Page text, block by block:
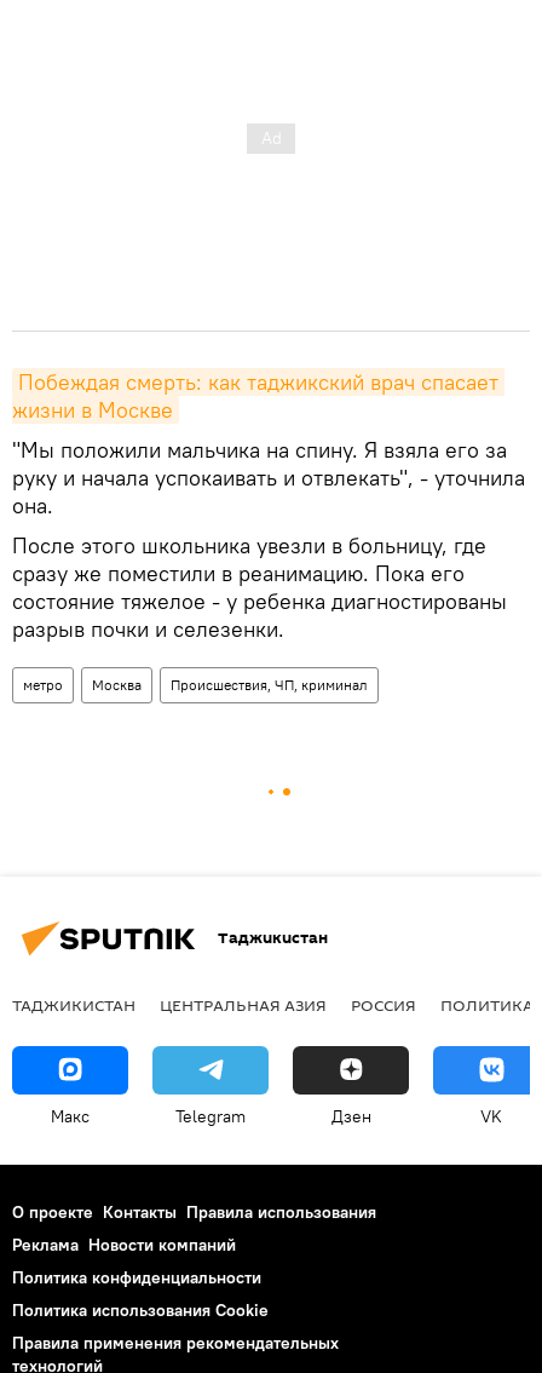
Побеждая смерть: как таджикский врач спасает
жизни в Москве
"Мы положили мальчика на спину. Я взяла его за
руку и начала успокаивать и отвлекать", - уточнила
она.
После этого школьника увезли в больницу, где
сразу же поместили в реанимацию. Пока его
состояние тяжелое - у ребенка диагностированы
разрыв почки и селезенки.
метро Москва Происшествия, ЧП, криминал
Таджикистан
ТАДЖИКИСТАН ЦЕНТРАЛЬНАЯ АЗИЯ РОССИЯ ПОЛИТИКА
Макс Telegram Дзен VK
О проекте Контакты Правила использования
Реклама Новости компаний
Политика конфиденциальности
Политика использования Cookie
Правила применения рекомендательных
технологий